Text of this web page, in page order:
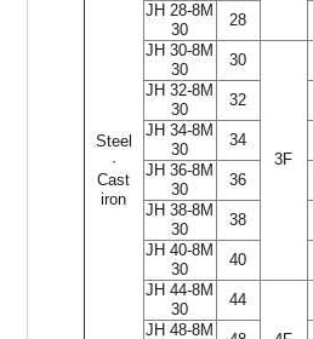
Steel
·
Cast
iron
JH 28-8M
30
28
JH 30-8M
30
30
3F
JH 32-8M
30
32
JH 34-8M
30
34
JH 36-8M
30
36
JH 38-8M
30
38
JH 40-8M
30
40
JH 44-8M
30
44
JH 48-8M